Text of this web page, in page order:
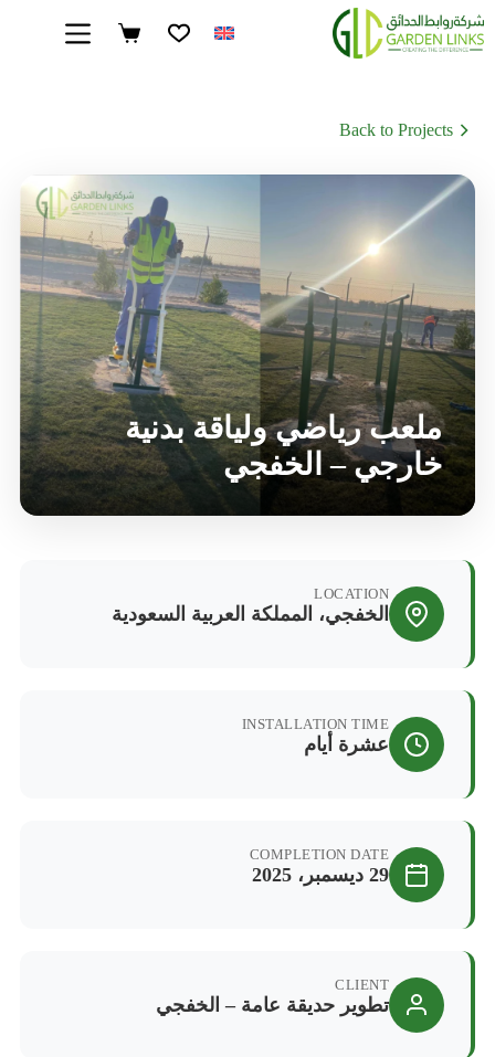
EN
Back to Projects
ملعب رياضي ولياقة بدنية
خارجي – الخفجي
LOCATION
الخفجي، المملكة العربية السعودية
INSTALLATION TIME
عشرة أيام
COMPLETION DATE
29 ديسمبر، 2025
CLIENT
تطوير حديقة عامة – الخفجي